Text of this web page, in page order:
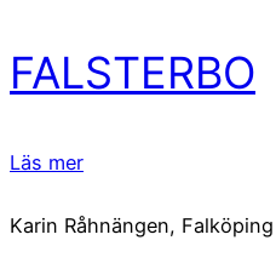
FALSTERBO
Läs mer
Karin Råhnängen, Falköping